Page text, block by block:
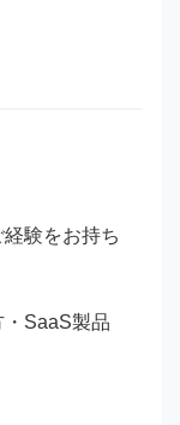
験をお持ち
・SaaS製品